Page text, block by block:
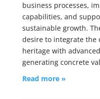
business processes,
capabilities, and
sustainable growth.
desire to integrate the
heritage with
generating concrete
Read more »